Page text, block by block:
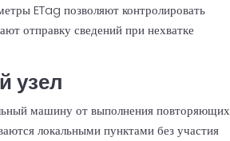
ETag позволяют контролировать
отправку сведений при нехватке
узел
машину от выполнения
локальными пунктами без участия